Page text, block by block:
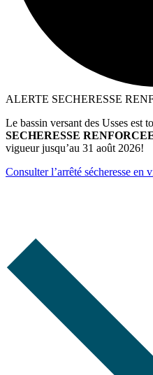
ALERTE SECHERESSE
Le bassin versant des Usses est
SECHERESSE
vigueur jusqu’au 31 août 2026!
Consulter l’arrêté sécheresse en